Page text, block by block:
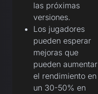
las próximas
versiones.
Los jugadores
pueden esperar
mejoras que
pueden aumentar
el rendimiento en
un 30-50% en